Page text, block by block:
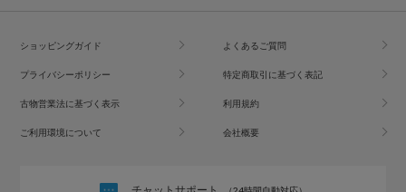
ショッピングガイド よくあるご質問
プライバシーポリシー 特定商取引に基づく表記
古物営業法に基づく表示 利用規約
ご利用環境について 会社概要